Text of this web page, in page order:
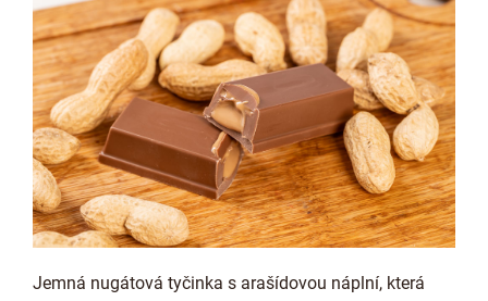
Jemná nugátová tyčinka s arašídovou náplní, která